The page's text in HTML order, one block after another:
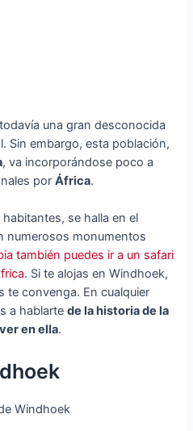
una gran desconocida
Sin embargo, esta población,
, va incorporándose poco a
porÁfrica.
se halla en el
numerosos monumentos
también puedes ir a un safari
. Si te alojas en Windhoek,
te convenga. En cualquier
a hablartede la historia de la
en ella.